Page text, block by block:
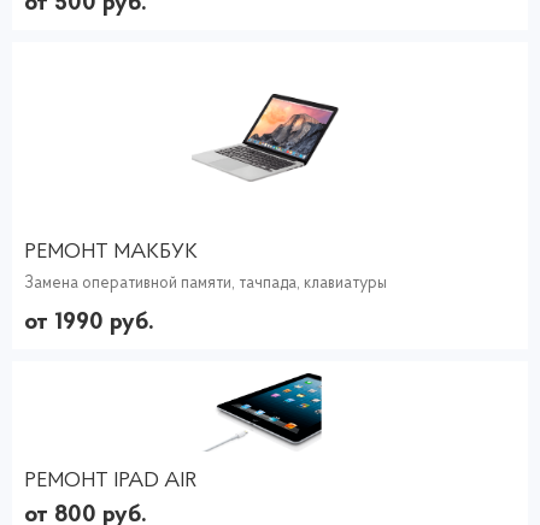
РЕМОНТ МАКБУК
Замена оперативной памяти, тачпада, клавиатуры
от 1990 руб.
РЕМОНТ IPAD AIR
от 800 руб.